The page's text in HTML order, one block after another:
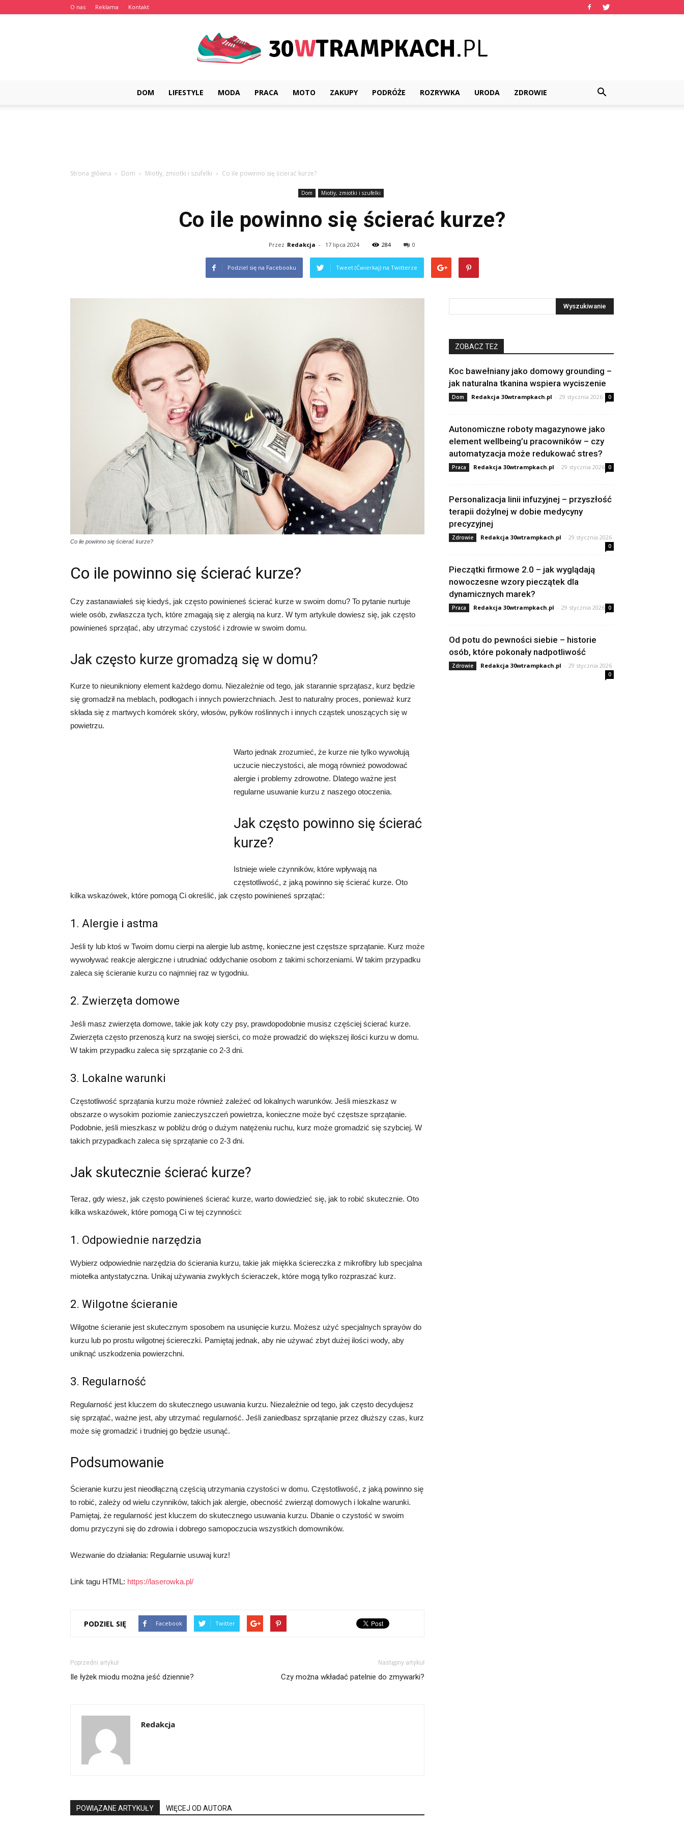
O nas Reklama Kontakt
30wtrampkach.pl
DOM LIFESTYLE MODA PRACA MOTO ZAKUPY PODRÓŻE ROZRYWKA URODA ZDROWIE
Strona główna Dom Miotły, zmiotki i szufelki Co ile powinno się ścierać kurze?
Dom Miotły, zmiotki i szufelki
Co ile powinno się ścierać kurze?
Przez Redakcja - 17 lipca 2024 284 0
Podziel się na Facebooku Tweet (Ćwierkaj) na Twitterze
Co ile powinno się ścierać kurze?
Co ile powinno się ścierać kurze?
Czy zastanawiałeś się kiedyś, jak często powinieneś ścierać kurze w swoim domu? To pytanie nurtuje
wiele osób, zwłaszcza tych, które zmagają się z alergią na kurz. W tym artykule dowiesz się, jak często
powinieneś sprzątać, aby utrzymać czystość i zdrowie w swoim domu.
Jak często kurze gromadzą się w domu?
Kurze to nieunikniony element każdego domu. Niezależnie od tego, jak starannie sprzątasz, kurz będzie
się gromadził na meblach, podłogach i innych powierzchniach. Jest to naturalny proces, ponieważ kurz
składa się z martwych komórek skóry, włosów, pyłków roślinnych i innych cząstek unoszących się w
powietrzu.
Warto jednak zrozumieć, że kurze nie tylko wywołują
uczucie nieczystości, ale mogą również powodować
alergie i problemy zdrowotne. Dlatego ważne jest
regularne usuwanie kurzu z naszego otoczenia.
Jak często powinno się ścierać
kurze?
Istnieje wiele czynników, które wpływają na
częstotliwość, z jaką powinno się ścierać kurze. Oto
kilka wskazówek, które pomogą Ci określić, jak często powinieneś sprzątać:
1. Alergie i astma
Jeśli ty lub ktoś w Twoim domu cierpi na alergie lub astmę, konieczne jest częstsze sprzątanie. Kurz może
wywoływać reakcje alergiczne i utrudniać oddychanie osobom z takimi schorzeniami. W takim przypadku
zaleca się ścieranie kurzu co najmniej raz w tygodniu.
2. Zwierzęta domowe
Jeśli masz zwierzęta domowe, takie jak koty czy psy, prawdopodobnie musisz częściej ścierać kurze.
Zwierzęta często przenoszą kurz na swojej sierści, co może prowadzić do większej ilości kurzu w domu.
W takim przypadku zaleca się sprzątanie co 2-3 dni.
3. Lokalne warunki
Częstotliwość sprzątania kurzu może również zależeć od lokalnych warunków. Jeśli mieszkasz w
obszarze o wysokim poziomie zanieczyszczeń powietrza, konieczne może być częstsze sprzątanie.
Podobnie, jeśli mieszkasz w pobliżu dróg o dużym natężeniu ruchu, kurz może gromadzić się szybciej. W
takich przypadkach zaleca się sprzątanie co 2-3 dni.
Jak skutecznie ścierać kurze?
Teraz, gdy wiesz, jak często powinieneś ścierać kurze, warto dowiedzieć się, jak to robić skutecznie. Oto
kilka wskazówek, które pomogą Ci w tej czynności:
1. Odpowiednie narzędzia
Wybierz odpowiednie narzędzia do ścierania kurzu, takie jak miękka ściereczka z mikrofibry lub specjalna
miotełka antystatyczna. Unikaj używania zwykłych ścieraczek, które mogą tylko rozpraszać kurz.
2. Wilgotne ścieranie
Wilgotne ścieranie jest skutecznym sposobem na usunięcie kurzu. Możesz użyć specjalnych sprayów do
kurzu lub po prostu wilgotnej ściereczki. Pamiętaj jednak, aby nie używać zbyt dużej ilości wody, aby
uniknąć uszkodzenia powierzchni.
3. Regularność
Regularność jest kluczem do skutecznego usuwania kurzu. Niezależnie od tego, jak często decydujesz
się sprzątać, ważne jest, aby utrzymać regularność. Jeśli zaniedbasz sprzątanie przez dłuższy czas, kurz
może się gromadzić i trudniej go będzie usunąć.
Podsumowanie
Ścieranie kurzu jest nieodłączną częścią utrzymania czystości w domu. Częstotliwość, z jaką powinno się
to robić, zależy od wielu czynników, takich jak alergie, obecność zwierząt domowych i lokalne warunki.
Pamiętaj, że regularność jest kluczem do skutecznego usuwania kurzu. Dbanie o czystość w swoim
domu przyczyni się do zdrowia i dobrego samopoczucia wszystkich domowników.
Wezwanie do działania: Regularnie usuwaj kurz!
Link tagu HTML: https://laserowka.pl/
PODZIEL SIĘ Facebook Twitter
Poprzedni artykuł
Ile łyżek miodu można jeść dziennie?
Następny artykuł
Czy można wkładać patelnie do zmywarki?
Redakcja
POWIĄZANE ARTYKUŁY WIĘCEJ OD AUTORA
ZOBACZ TEŻ
Koc bawełniany jako domowy grounding –
jak naturalna tkanina wspiera wyciszenie
Dom Redakcja 30wtrampkach.pl - 29 stycznia 2026 0
Autonomiczne roboty magazynowe jako
element wellbeing’u pracowników – czy
automatyzacja może redukować stres?
Praca Redakcja 30wtrampkach.pl - 29 stycznia 2026 0
Personalizacja linii infuzyjnej – przyszłość
terapii dożylnej w dobie medycyny
precyzyjnej
Zdrowie Redakcja 30wtrampkach.pl - 29 stycznia 2026
0
Pieczątki firmowe 2.0 – jak wyglądają
nowoczesne wzory pieczątek dla
dynamicznych marek?
Praca Redakcja 30wtrampkach.pl - 29 stycznia 2026 0
Od potu do pewności siebie – historie
osób, które pokonały nadpotliwość
Zdrowie Redakcja 30wtrampkach.pl - 29 stycznia 2026
0